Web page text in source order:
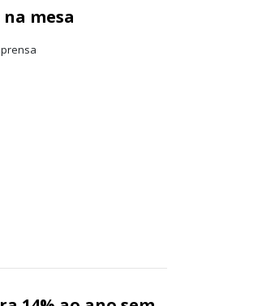
mesa